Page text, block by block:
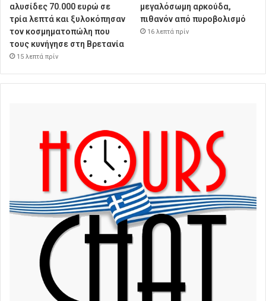
αλυσίδες 70.000 ευρώ σε
τρία λεπτά και ξυλοκόπησαν
τον κοσμηματοπώλη που
τους κυνήγησε στη Βρετανία
15 λεπτά πρίν
μεγαλόσωμη αρκούδα,
πιθανόν από πυροβολισμό
16 λεπτά πρίν